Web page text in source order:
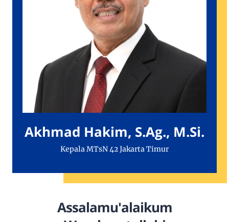
Akhmad Hakim, S.Ag., M.Si.
Kepala MTsN 42 Jakarta Timur
Assalamu'alaikum